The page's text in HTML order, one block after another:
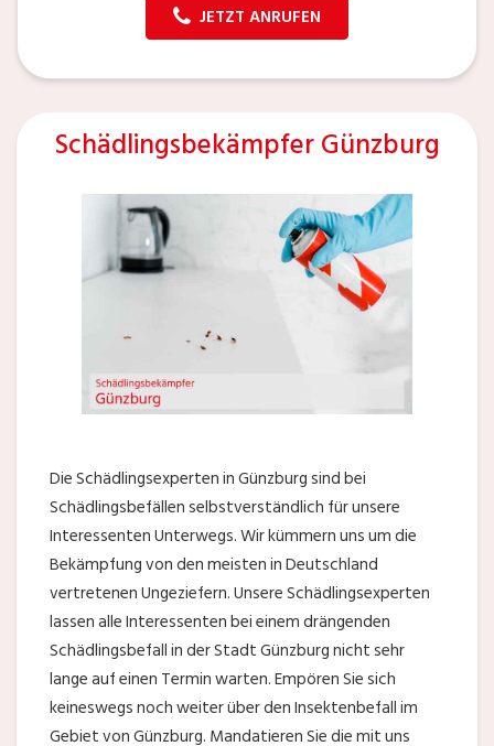
JETZT ANRUFEN
Schädlingsbekämpfer Günzburg
Die Schädlingsexperten in Günzburg sind bei
Schädlingsbefällen selbstverständlich für unsere
Interessenten Unterwegs. Wir kümmern uns um die
Bekämpfung von den meisten in Deutschland
vertretenen Ungeziefern. Unsere Schädlingsexperten
lassen alle Interessenten bei einem drängenden
Schädlingsbefall in der Stadt Günzburg nicht sehr
lange auf einen Termin warten. Empören Sie sich
keineswegs noch weiter über den Insektenbefall im
Gebiet von Günzburg. Mandatieren Sie die mit uns